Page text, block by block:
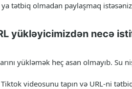
tətbiq olmadan paylaşmaq
yükləyicimizdən necə
yükləmək heç asan olmayıb. Su
videosunu tapın və URL-ni